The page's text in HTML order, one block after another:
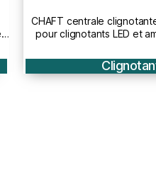
CHAFT centrale
clignotants LED et